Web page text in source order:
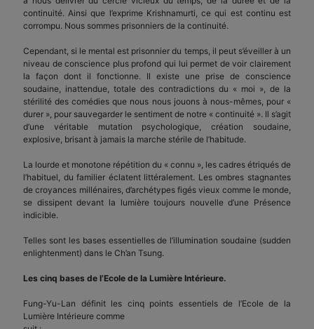
continuité. Ainsi que l’exprime Krishnamurti, ce qui est continu est
corrompu. Nous sommes prisonniers de la continuité.
Cependant, si le mental est prisonnier du temps, il peut s’éveiller à un
niveau de conscience plus profond qui lui permet de voir clairement
la façon dont il fonctionne. Il existe une prise de conscience
soudaine, inattendue, totale des contradictions du « moi », de la
stérilité des comédies que nous nous jouons à nous-mêmes, pour «
durer », pour sauvegarder le sentiment de notre « continuité ». Il s’agit
d’une véritable mutation psychologique, création soudaine,
explosive, brisant à jamais la marche stérile de l’habitude.
La lourde et monotone répétition du « connu », les cadres étriqués de
l’habituel, du familier éclatent littéralement. Les ombres stagnantes
de croyances millénaires, d’archétypes figés vieux comme le monde,
se dissipent devant la lumière toujours nouvelle d’une Présence
indicible.
Telles sont les bases essentielles de l’illumination soudaine (sudden
enlightenment) dans le Ch’an Tsung.
Les cinq bases de l’Ecole de la Lumière Intérieure.
Fung-Yu-Lan définit les cinq points essentiels de l’Ecole de la
Lumière Intérieure comme